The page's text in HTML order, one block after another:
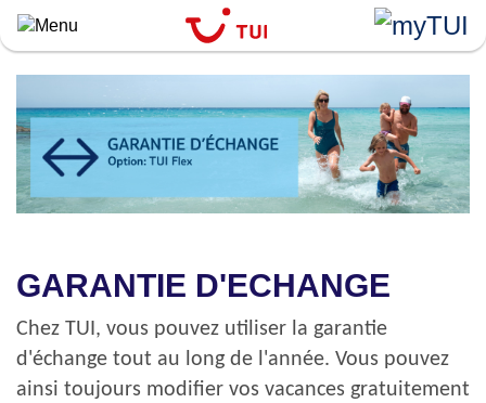
Aller
principal
GARANTIE D'ECHANGE
Chez TUI, vous pouvez utiliser la garantie
d'échange tout au long de l'année. Vous pouvez
ainsi toujours modifier vos vacances gratuitement